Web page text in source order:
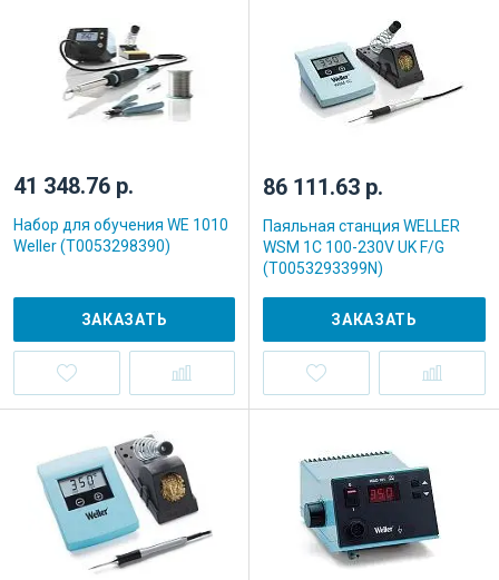
41 348.76 р.
Набор для обучения WE 1010
Weller (T0053298390)
ЗАКАЗАТЬ
86 111.63 р.
Паяльная станция WELLER
WSM 1C 100-230V UK F/G
(T0053293399N)
ЗАКАЗАТЬ